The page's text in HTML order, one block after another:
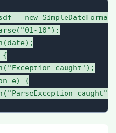
= new
10");
{
caught");
e) {
caught");